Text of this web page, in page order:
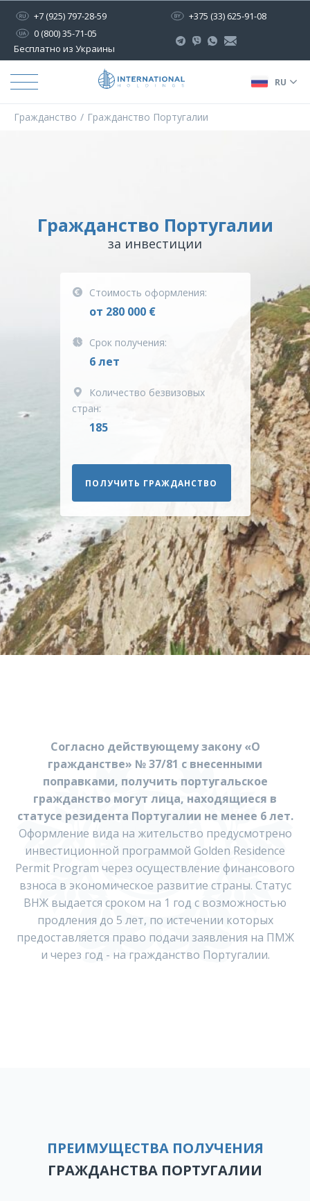
+7 (925) 797-28-59
+375 (33) 625-91-08
0 (800) 35-71-05
Бесплатно из Украины
RU
Гражданство Гражданство Португалии
Гражданство Португалии
за инвестиции
Стоимость оформления:
от 280 000 €
Срок получения:
6 лет
Количество безвизовых
стран:
185
ПОЛУЧИТЬ ГРАЖДАНСТВО
Согласно действующему закону «О
гражданстве» № 37/81 с внесенными
поправками, получить португальское
гражданство могут лица, находящиеся в
статусе резидента Португалии не менее 6 лет.
Оформление вида на жительство предусмотрено
инвестиционной программой Golden Residence
Permit Program через осуществление финансового
взноса в экономическое развитие страны. Статус
ВНЖ выдается сроком на 1 год с возможностью
продления до 5 лет, по истечении которых
предоставляется право подачи заявления на ПМЖ
и через год - на гражданство Португалии.
ПРЕИМУЩЕСТВА ПОЛУЧЕНИЯ
ГРАЖДАНСТВА ПОРТУГАЛИИ